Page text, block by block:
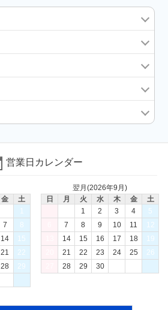
営業日カレンダー
金
土
1
7
8
14
15
21
22
28
29
翌月(2026年9月)
日
月 火 水 木 金
土
1
2 3 4
5
7 8 9 10 11
12
14 15 16 17 18
19
21 22 23 24 25
26
28 29 30